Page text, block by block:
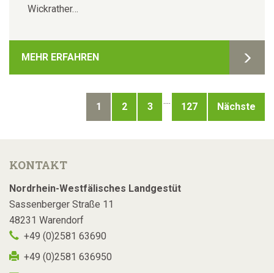
Wickrather…
MEHR ERFAHREN
1 2 3
....
127 Nächste
KONTAKT
Nordrhein-Westfälisches Landgestüt
Sassenberger Straße 11
48231 Warendorf
+49 (0)2581 63690
+49 (0)2581 636950